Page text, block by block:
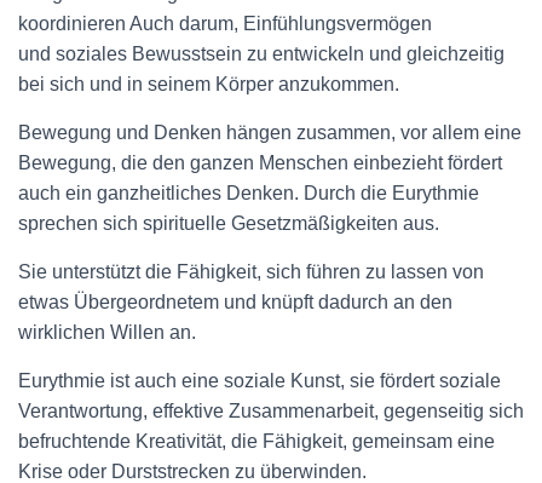
koordinieren Auch darum, Einfühlungsvermögen
und soziales Bewusstsein zu entwickeln und gleichzeitig
bei sich und in seinem Körper anzukommen.
Bewegung und Denken hängen zusammen, vor allem eine
Bewegung, die den ganzen Menschen einbezieht fördert
auch ein ganzheitliches Denken. Durch die Eurythmie
sprechen sich spirituelle Gesetzmäßigkeiten aus.
Sie unterstützt die Fähigkeit, sich führen zu lassen von
etwas Übergeordnetem und knüpft dadurch an den
wirklichen Willen an.
Eurythmie ist auch eine soziale Kunst, sie fördert soziale
Verantwortung, effektive Zusammenarbeit, gegenseitig sich
befruchtende Kreativität, die Fähigkeit, gemeinsam eine
Krise oder Durststrecken zu überwinden.